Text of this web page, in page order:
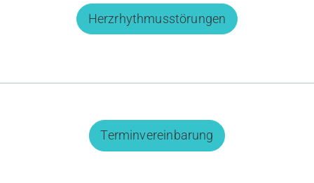
Herzrhythmusstörungen
Terminvereinbarung